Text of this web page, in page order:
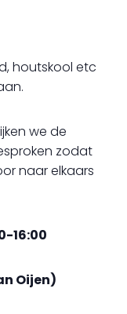
houtskool etc
we de
zodat
naar elkaars
16:00
Oijen)